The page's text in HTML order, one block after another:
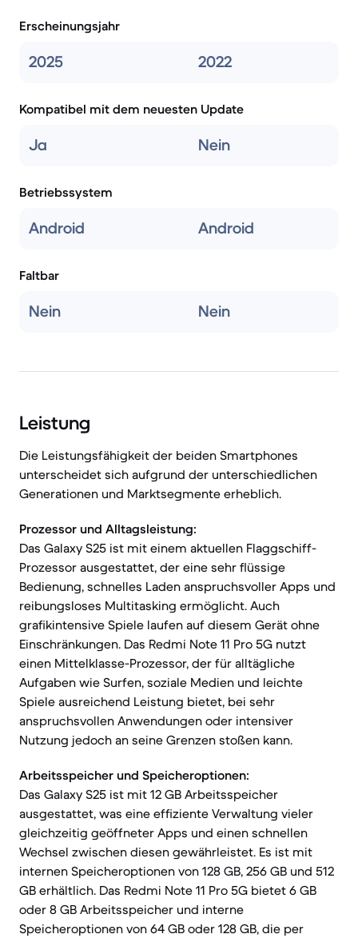
Erscheinungsjahr
2025 2022
Kompatibel mit dem neuesten Update
Ja Nein
Betriebssystem
Android Android
Faltbar
Nein Nein
Leistung
Die Leistungsfähigkeit der beiden Smartphones
unterscheidet sich aufgrund der unterschiedlichen
Generationen und Marktsegmente erheblich.
Prozessor und Alltagsleistung:
Das Galaxy S25 ist mit einem aktuellen Flaggschiff-
Prozessor ausgestattet, der eine sehr flüssige
Bedienung, schnelles Laden anspruchsvoller Apps und
reibungsloses Multitasking ermöglicht. Auch
grafikintensive Spiele laufen auf diesem Gerät ohne
Einschränkungen. Das Redmi Note 11 Pro 5G nutzt
einen Mittelklasse-Prozessor, der für alltägliche
Aufgaben wie Surfen, soziale Medien und leichte
Spiele ausreichend Leistung bietet, bei sehr
anspruchsvollen Anwendungen oder intensiver
Nutzung jedoch an seine Grenzen stoßen kann.
Arbeitsspeicher und Speicheroptionen:
Das Galaxy S25 ist mit 12 GB Arbeitsspeicher
ausgestattet, was eine effiziente Verwaltung vieler
gleichzeitig geöffneter Apps und einen schnellen
Wechsel zwischen diesen gewährleistet. Es ist mit
internen Speicheroptionen von 128 GB, 256 GB und 512
GB erhältlich. Das Redmi Note 11 Pro 5G bietet 6 GB
oder 8 GB Arbeitsspeicher und interne
Speicheroptionen von 64 GB oder 128 GB, die per